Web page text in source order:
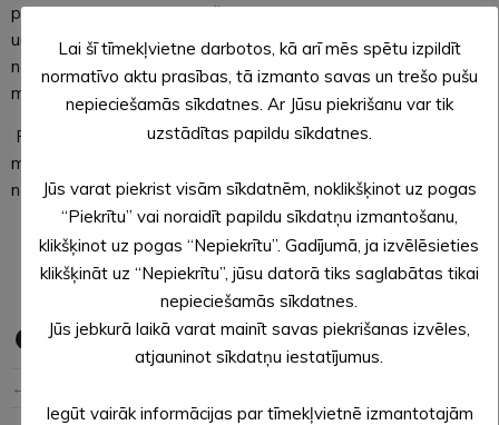
paredzēti 600 tkst eiro tieši novada pagastu infrastruktūras
un vides kvalitātēs uzlabošanas projektu īstenošanai. Katrai
no 15 novada pagastu pārvaldēm četru gadu periodā šim
mērķim ir atvēlēti 40 tkst eiro.
Pagastu pārvaldes ar šīs pašvaldības budžeta
mērķprogrammas palīdzību īsteno savai kopienai un teritorijai
nozīmīgus projektus.
Alūksnes novada pašvaldības sabiedrisko attiecību
speciāliste
← Iepriekšējā ziņa
Lai šī tīmekļvietne darbotos, kā arī mēs spētu izpildīt
normatīvo aktu prasības, tā izmanto savas un trešo pušu
nepieciešamās sīkdatnes. Ar Jūsu piekrišanu var tik
uzstādītas papildu sīkdatnes.
Jūs varat piekrist visām sīkdatnēm, noklikšķinot uz pogas
“Piekrītu” vai noraidīt papildu sīkdatņu izmantošanu,
klikšķinot uz pogas “Nepiekrītu”. Gadījumā, ja izvēlēsieties
klikšķināt uz “Nepiekrītu”, jūsu datorā tiks saglabātas tikai
nepieciešamās sīkdatnes.
Jūs jebkurā laikā varat mainīt savas piekrišanas izvēles,
atjauninot sīkdatņu iestatījumus.
Iegūt vairāk informācijas par tīmekļvietnē izmantotajām